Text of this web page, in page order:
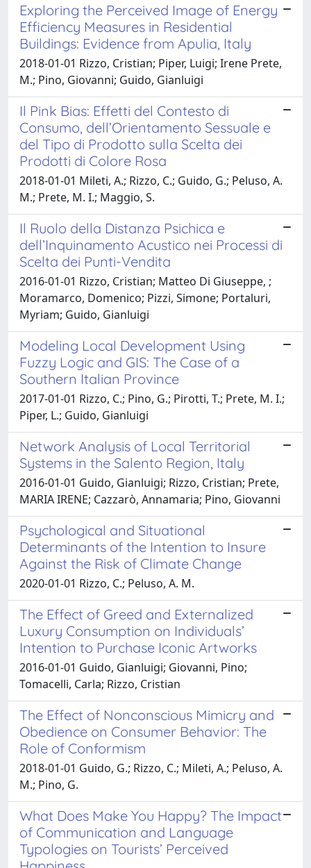
Exploring the Perceived Image of Energy
Efficiency Measures in Residential
Buildings: Evidence from Apulia, Italy
2018-01-01 Rizzo, Cristian; Piper, Luigi; Irene Prete,
M.; Pino, Giovanni; Guido, Gianluigi
Il Pink Bias: Effetti del Contesto di
Consumo, dell’Orientamento Sessuale e
del Tipo di Prodotto sulla Scelta dei
Prodotti di Colore Rosa
2018-01-01 Mileti, A.; Rizzo, C.; Guido, G.; Peluso, A.
M.; Prete, M. I.; Maggio, S.
Il Ruolo della Distanza Psichica e
dell’Inquinamento Acustico nei Processi di
Scelta dei Punti-Vendita
2016-01-01 Rizzo, Cristian; Matteo Di Giuseppe, ;
Moramarco, Domenico; Pizzi, Simone; Portaluri,
Myriam; Guido, Gianluigi
Modeling Local Development Using
Fuzzy Logic and GIS: The Case of a
Southern Italian Province
2017-01-01 Rizzo, C.; Pino, G.; Pirotti, T.; Prete, M. I.;
Piper, L.; Guido, Gianluigi
Network Analysis of Local Territorial
Systems in the Salento Region, Italy
2016-01-01 Guido, Gianluigi; Rizzo, Cristian; Prete,
MARIA IRENE; Cazzarò, Annamaria; Pino, Giovanni
Psychological and Situational
Determinants of the Intention to Insure
Against the Risk of Climate Change
2020-01-01 Rizzo, C.; Peluso, A. M.
The Effect of Greed and Externalized
Luxury Consumption on Individuals’
Intention to Purchase Iconic Artworks
2016-01-01 Guido, Gianluigi; Giovanni, Pino;
Tomacelli, Carla; Rizzo, Cristian
The Effect of Nonconscious Mimicry and
Obedience on Consumer Behavior: The
Role of Conformism
2018-01-01 Guido, G.; Rizzo, C.; Mileti, A.; Peluso, A.
M.; Pino, G.
What Does Make You Happy? The Impact
of Communication and Language
Typologies on Tourists’ Perceived